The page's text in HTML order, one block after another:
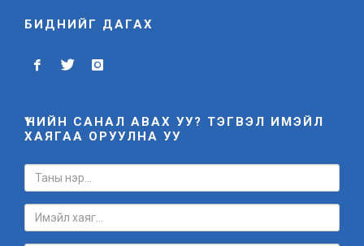
БИДНИЙГ ДАГАХ
ҮНИЙН САНАЛ АВАХ УУ? ТЭГВЭЛ ИМЭЙЛ
ХАЯГАА ОРУУЛНА УУ